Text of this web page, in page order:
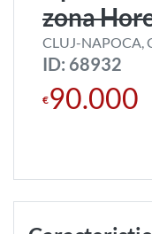
zona
CLUJ-NAPOCA,
ID: 68932
€90.000